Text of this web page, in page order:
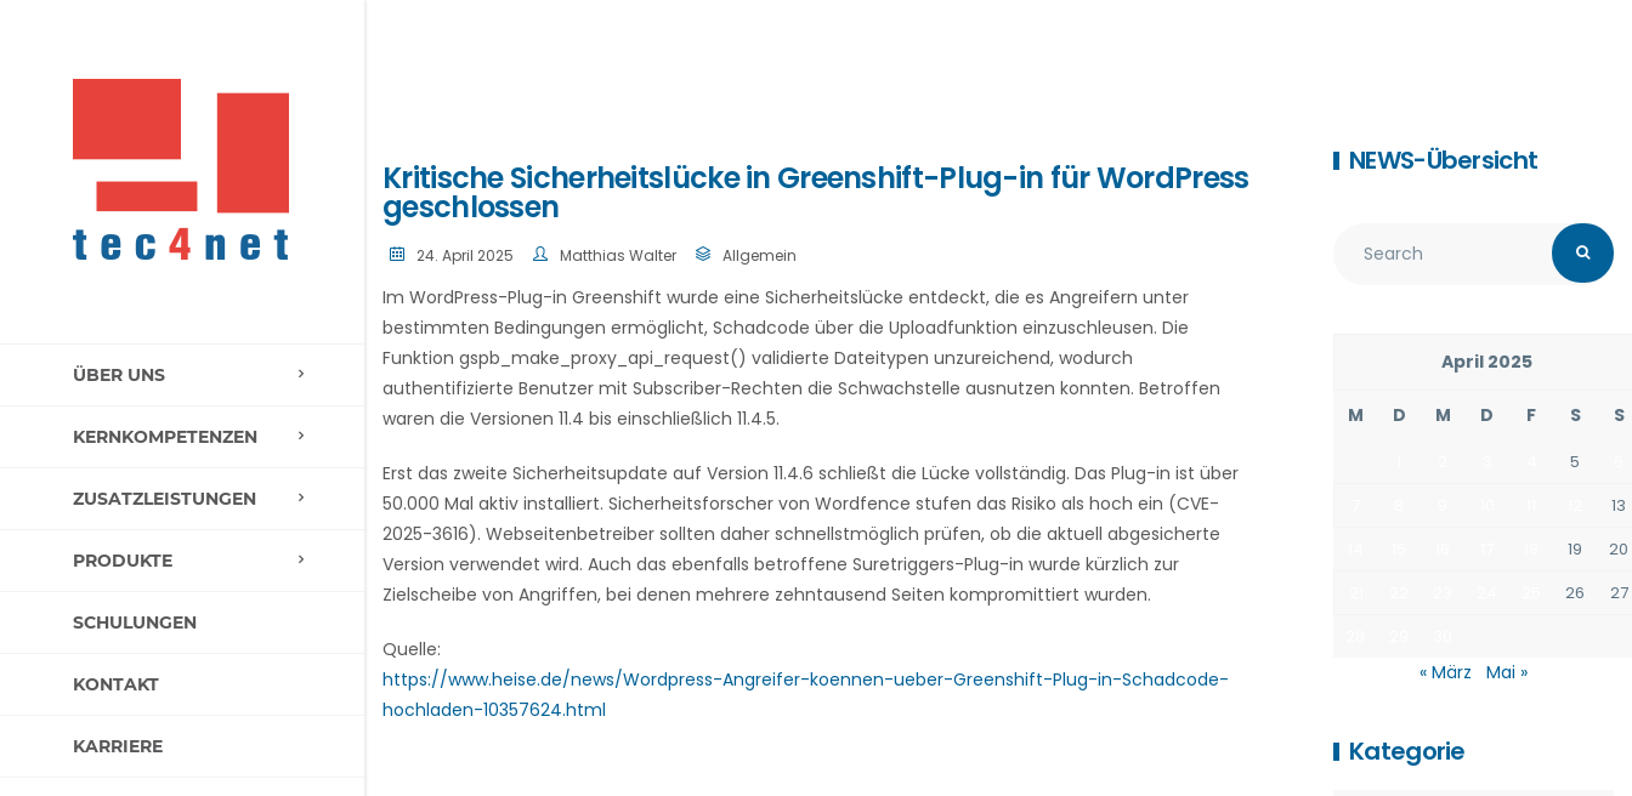
ÜBER UNS
KERNKOMPETENZEN
ZUSATZLEISTUNGEN
PRODUKTE
SCHULUNGEN
KONTAKT
KARRIERE
Kritische Sicherheitslücke in Greenshift-Plug-in für WordPress
geschlossen
24. April 2025 Matthias Walter Allgemein
Im WordPress-Plug-in Greenshift wurde eine Sicherheitslücke entdeckt, die es Angreifern unter
bestimmten Bedingungen ermöglicht, Schadcode über die Uploadfunktion einzuschleusen. Die
Funktion gspb_make_proxy_api_request() validierte Dateitypen unzureichend, wodurch
authentifizierte Benutzer mit Subscriber-Rechten die Schwachstelle ausnutzen konnten. Betroffen
waren die Versionen 11.4 bis einschließlich 11.4.5.
Erst das zweite Sicherheitsupdate auf Version 11.4.6 schließt die Lücke vollständig. Das Plug-in ist über
50.000 Mal aktiv installiert. Sicherheitsforscher von Wordfence stufen das Risiko als hoch ein (CVE-
2025-3616). Webseitenbetreiber sollten daher schnellstmöglich prüfen, ob die aktuell abgesicherte
Version verwendet wird. Auch das ebenfalls betroffene Suretriggers-Plug-in wurde kürzlich zur
Zielscheibe von Angriffen, bei denen mehrere zehntausend Seiten kompromittiert wurden.
Quelle:
https://www.heise.de/news/Wordpress-Angreifer-koennen-ueber-Greenshift-Plug-in-Schadcode-
hochladen-10357624.html
NEWS-Übersicht
April 2025
M D M D F S S
5
13
19
20
26
27
« März Mai »
Kategorie